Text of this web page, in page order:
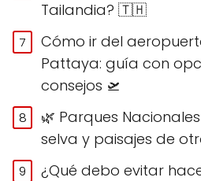
Tailandia? 🇹🇭
Cómo ir del
Pattaya: guía con
consejos 🛫
🌿 Parques
selva y paisajes de
¿Qué debo evitar